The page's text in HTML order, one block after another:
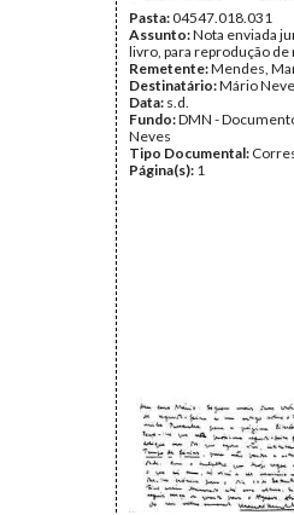
Pasta:04547.018.031
Assunto:Nota enviada
livro, para reprodução
Remetente:Mendes,
Destinatário:Mário
Data: s.d.
Fundo:DMN -
Neves
Tipo Documental:
Página(s): 1